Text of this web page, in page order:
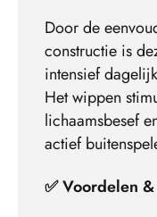
Door de
constructie is
intensief
Het wippen
lichaamsbesef
actief
✅ Voordelen